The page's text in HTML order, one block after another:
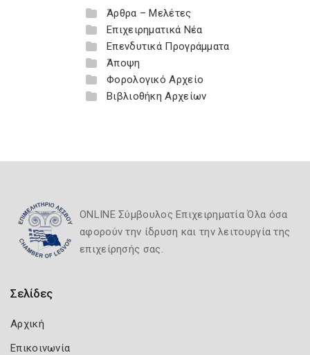
Άρθρα – Μελέτες
Επιχειρηματικά Νέα
Επενδυτικά Προγράμματα
Άποψη
Φορολογικό Αρχείο
Βιβλιοθήκη Αρχείων
ONLINE Σύμβουλος Επιχειρηματία Όλα όσα
αφορούν την ίδρυση και την λειτουργία της
επιχείρησής σας.
Σελίδες
Αρχική
Επικοινωνία